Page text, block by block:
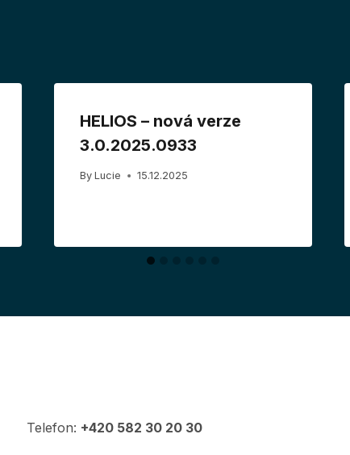
HELIOS – nová verze
3.0.2025.0933
By Lucie 15.12.2025
Telefon: +420 582 30 20 30